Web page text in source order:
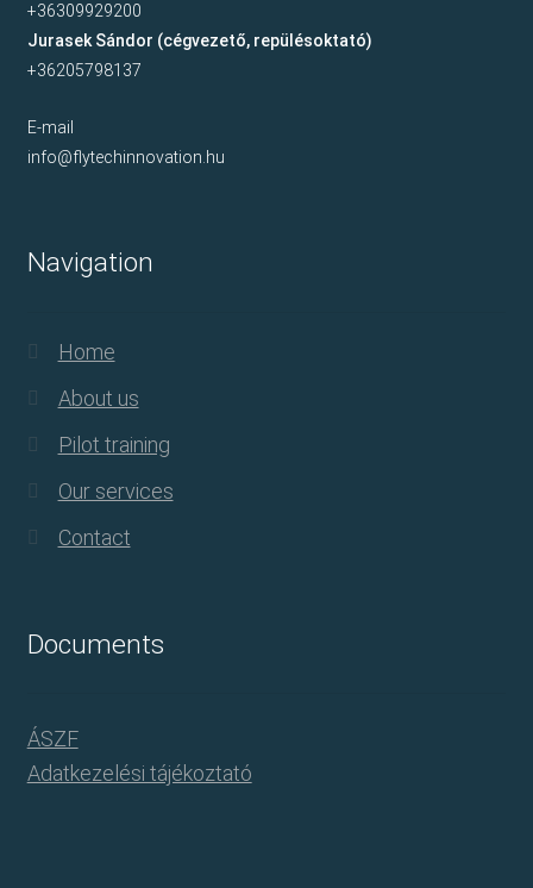
+36309929200
Jurasek Sándor (cégvezető, repülésoktató)
+36205798137
E-mail
info@flytechinnovation.hu
Navigation
Home
About us
Pilot training
Our services
Contact
Documents
ÁSZF
Adatkezelési tájékoztató